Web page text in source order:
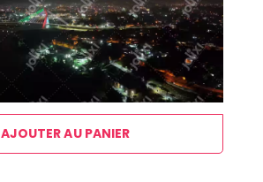
AJOUTER AU PANIER